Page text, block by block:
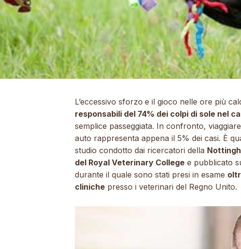
L’eccessivo sforzo e il gioco nelle ore più
responsabili del 74% dei colpi di sole nel
semplice passeggiata. In confronto,
auto rappresenta appena il 5% dei casi. È
studio condotto dai ricercatori della
del Royal Veterinary College e pubblicato
durante il quale sono stati presi in esame
cliniche presso i veterinari del Regno Unito.